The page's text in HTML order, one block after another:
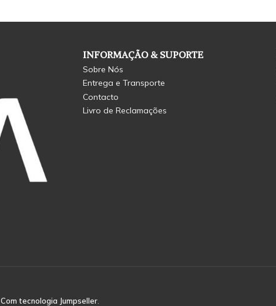
INFORMAÇÃO & SUPORTE
Sobre Nós
Entrega e Transporte
Contacto
Livro de Reclamações
Com tecnologia Jumpseller